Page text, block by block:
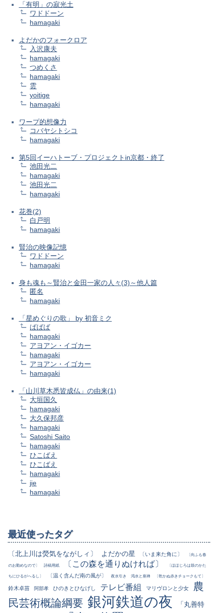
「有明」の寂光土
ワドドーン
hamagaki
よだかのフォークロア
入沢康夫
hamagaki
つめくさ
hamagaki
雲
yoitige
hamagaki
ワープ的想像力
コバヤシトシコ
hamagaki
第5回イーハトーブ・プロジェクトin京都・終了
池田光二
hamagaki
池田光二
hamagaki
花巻(2)
白戸明
hamagaki
賢治の映像記憶
ワドドーン
hamagaki
身も魂も～賢治と金田一家の人々(3)～他人篇
匿名
hamagaki
「星めぐりの歌」 by 初音ミク
ばばば
hamagaki
アヨアン・イゴカー
hamagaki
アヨアン・イゴカー
hamagaki
「山川草木悉皆成仏」の由来(1)
大垣国久
hamagaki
大久保邦彦
hamagaki
Satoshi Saito
hamagaki
ひこばえ
ひこばえ
hamagaki
jie
hamagaki
最近使ったタグ
〔北上川は熒気をながしィ〕 よだかの星 〔いま来た角に〕 〔向ふも春
のお勤めなので〕 詩稿用紙 〔この森を通りぬければ〕 〔ほほじろは鼓のかた
ちにひるがへるし〕 〔温く含んだ南の風が〕 夜水引き 渇水と座禅 〔乾かぬ赤きチョークもて〕
鈴木卓苗 阿部孝 ひのきとひなげし テレビ番組 マリヴロンと少女
農
民芸術概論綱要 銀河鉄道の夜
「丸善特